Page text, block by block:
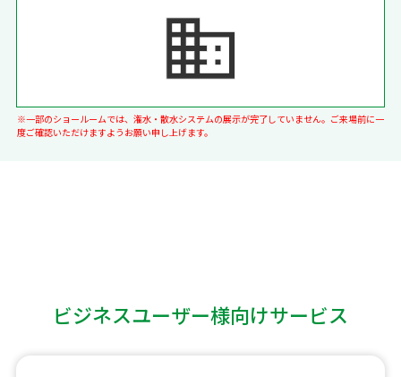
※一部のショールームでは、潅水・散水システムの展示が完了していません。ご来場前に一
度ご確認いただけますようお願い申し上げます。
ビジネスユーザー様向けサービス